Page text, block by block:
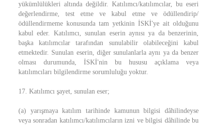
yükümlülükleri altında değildir. Katılımcı/katılımcılar, bu eseri
değerlendirme, test etme ve kabul etme ve ödüllendirip/
ödüllendirmeme konusunda tam yetkinin İSKİ'ye ait olduğunu
kabul eder. Katılımcı, sunulan eserin aynısı ya da benzerinin,
başka katılımcılar tarafından sunulabilir olabileceğini kabul
etmektedir. Sunulan eserin, diğer sunulanlarla aynı ya da benzer
olması durumunda, İSKİ'nin bu hususu açıklama veya
katılımcıları bilgilendirme sorumluluğu yoktur.
17. Katılımcı şayet, sunulan eser;
(a) yarışmaya katılım tarihinde kamunun bilgisi dâhilindeyse
veya sonradan katılımcı/katılımcıların izni ve bilgisi dâhilinde bu